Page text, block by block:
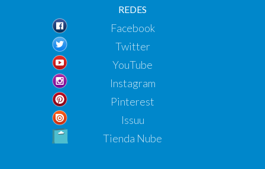
REDES
Facebook
Twitter
YouTube
Instagram
Pinterest
Issuu
Tienda Nube